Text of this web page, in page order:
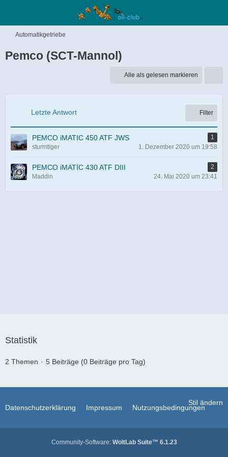
Automatikgetriebe
Pemco (SCT-Mannol)
Alle als gelesen markieren
Letzte Antwort Filter
PEMCO iMATIC 450 ATF JWS
1
sturmtiger
1. Dezember 2020 um 19:58
PEMCO iMATIC 430 ATF DIII
2
Maddin
24. Mai 2020 um 23:41
Statistik
2 Themen 5 Beiträge (0 Beiträge pro Tag)
Stil ändern
Datenschutzerklärung Impressum Nutzungsbedingungen
Community-Software: WoltLab Suite™ 6.1.23